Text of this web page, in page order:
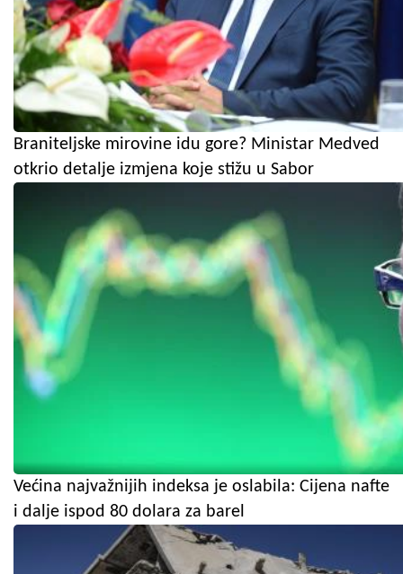
Braniteljske mirovine idu gore? Ministar Medved
otkrio detalje izmjena koje stižu u Sabor
Većina najvažnijih indeksa je oslabila: Cijena nafte
i dalje ispod 80 dolara za barel